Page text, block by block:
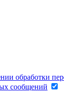
обработки
сообщений